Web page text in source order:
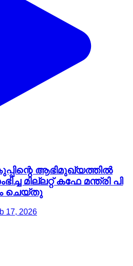
ആഭിമുഖ്യത്തില്‍
മില്ലറ്റ് കഫേ മന്ത്രി പി
ചെയ്തു
17, 2026